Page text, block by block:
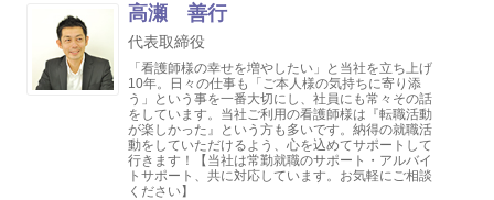
高瀬 善行
代表取締役
「看護師様の幸せを増やしたい」と当社を立ち上げ
10年。日々の仕事も「ご本人様の気持ちに寄り添
う」という事を一番大切にし、社員にも常々その話
をしています。当社ご利用の看護師様は『転職活動
が楽しかった』という方も多いです。納得の就職活
動をしていただけるよう、心を込めてサポートして
行きます！【当社は常勤就職のサポート・アルバイ
トサポート、共に対応しています。お気軽にご相談
ください】